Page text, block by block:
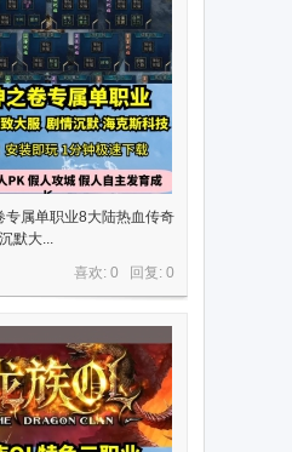
专属单职业8大陆热血传奇
默大...
喜欢: 0 回复: 0